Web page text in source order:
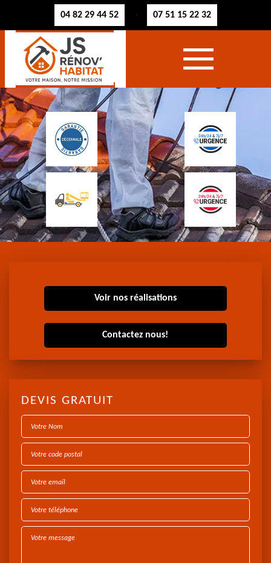
04 82 29 44 52 - 07 51 15 22 32
Voir nos réalisations
Contactez nous!
DEVIS GRATUIT